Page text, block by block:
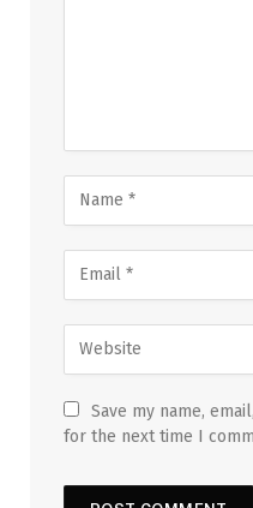
Save my name,
for the next time I